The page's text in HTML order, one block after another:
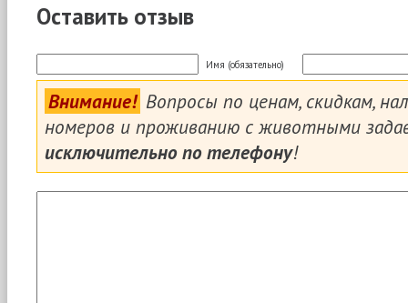
Оставить отзыв
Имя (обязательно)
Внимание! Вопросы по ценам, скидкам,
номеров и проживанию с животными
исключительно по телефону!